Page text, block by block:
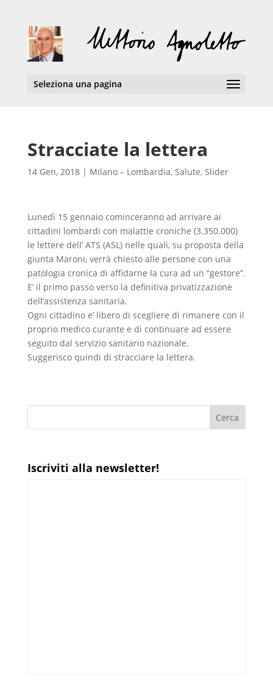
Seleziona una pagina
Stracciate la lettera
14 Gen, 2018| Milano – Lombardia, Salute, Slider
Lunedì 15 gennaio cominceranno ad arrivare ai
cittadini lombardi con malattie croniche (3.350.000)
le lettere dell’ ATS (ASL) nelle quali, su proposta della
giunta Maroni, verrà chiesto alle persone con una
patologia cronica di affidarne la cura ad un “gestore”.
E’ il primo passo verso la definitiva privatizzazione
dell’assistenza sanitaria.
Ogni cittadino e’ libero di scegliere di rimanere con il
proprio medico curante e di continuare ad essere
seguito dal servizio sanitario nazionale.
Suggerisco quindi di stracciare la lettera.
Iscriviti alla newsletter!